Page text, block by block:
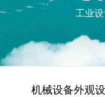
工业
机械设备外观